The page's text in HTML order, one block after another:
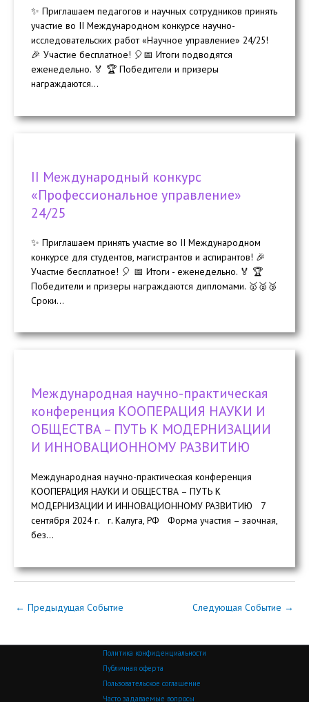
✨ Приглашаем педагогов и научных сотрудников принять
участие во II Международном конкурсе научно-
исследовательских работ «Научное управление» 24/25!
🎉 Участие бесплатное! 🎈📅 Итоги подводятся
еженедельно. 🏅 🏆 Победители и призеры
награждаются...
II Международный конкурс
«Профессиональное управление»
24/25
✨ Приглашаем принять участие во II Международном
конкурсе для студентов, магистрантов и аспирантов! 🎉
Участие бесплатное! 🎈 📅 Итоги - еженедельно. 🏅 🏆
Победители и призеры награждаются дипломами. 🥇🥈🥉
Сроки...
Международная научно-практическая
конференция КООПЕРАЦИЯ НАУКИ И
ОБЩЕСТВА – ПУТЬ К МОДЕРНИЗАЦИИ
И ИННОВАЦИОННОМУ РАЗВИТИЮ
Международная научно-практическая конференция
КООПЕРАЦИЯ НАУКИ И ОБЩЕСТВА – ПУТЬ К
МОДЕРНИЗАЦИИ И ИННОВАЦИОННОМУ РАЗВИТИЮ 7
сентября 2024 г. г. Калуга, РФ Форма участия – заочная,
без...
← Предыдущая Событие Следующая Событие →
Политика конфиденциальности
Публичная оферта
Пользовательское соглашение
Часто задаваемые вопросы